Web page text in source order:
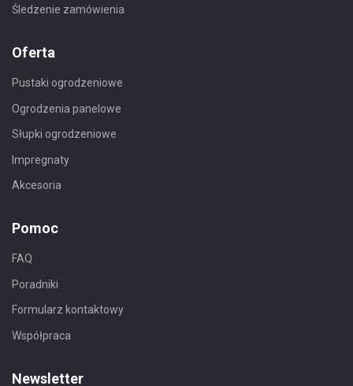
Śledzenie zamówienia
Oferta
Pustaki ogrodzeniowe
Ogrodzenia panelowe
Słupki ogrodzeniowe
Impregnaty
Akcesoria
Pomoc
FAQ
Poradniki
Formularz kontaktowy
Współpraca
Newsletter